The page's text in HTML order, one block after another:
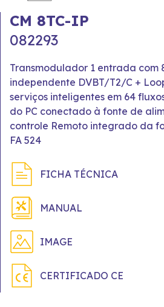
CM 8TC-IP
082293
Transmodulador 1 entrada com
independente DVBT/T2/C +
serviços inteligentes em 64
do PC conectado à fonte de
controle Remoto integrado da
FA 524
FICHA TÉCNICA
MANUAL
IMAGE
CERTIFICADO CE